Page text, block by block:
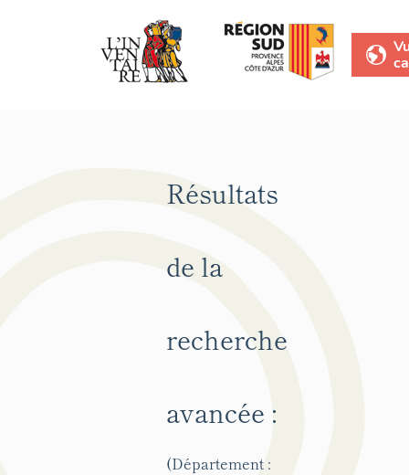
Résultats
de la
recherche
avancée :
(Département :